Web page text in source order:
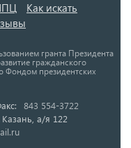
Как искать
гранта Президента
гражданского
Фондом президентских
843 554-3722
а/я 122